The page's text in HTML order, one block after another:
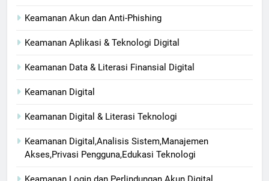
Keamanan Akun dan Anti-Phishing
Keamanan Aplikasi & Teknologi Digital
Keamanan Data & Literasi Finansial Digital
Keamanan Digital
Keamanan Digital & Literasi Teknologi
Keamanan Digital,Analisis Sistem,Manajemen
Akses,Privasi Pengguna,Edukasi Teknologi